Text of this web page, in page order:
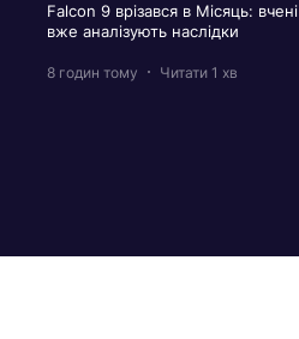
Falcon 9 врізався в Місяць: вчені
вже аналізують наслідки
8 годин тому Читати 1 хв